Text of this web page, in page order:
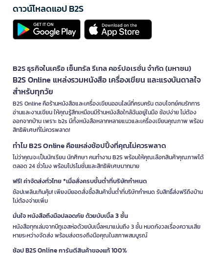
ดาวน์โหลดแอป B2S
B2S ธุรกิจในเครือ เซ็นทรัล รีเทล คอร์ปอเรชั่น จำกัด (มหาชน)
B2S Online แหล่งรวมหนังสือ เครื่องเขียน และแรงบันดาลใจ
สำหรับทุกวัย
B2S Online คือร้านหนังสือและเครื่องเขียนออนไลน์ที่ครบครัน ตอบโจทย์คนรักการ
อ่านและงานเขียน ให้คุณรู้สึกเหมือนมีร้านหนังสือใกล้ฉันอยู่ในมือ ช้อปง่าย ไม่ต้อง
ออกจากบ้าน เพราะ b2s มีทั้งหนังสือหลากหลายแนวและเครื่องเขียนคุณภาพ พร้อม
สิทธิพิเศษที่ไม่ควรพลาด!
ทำไม B2S Online คือแหล่งช้อปปิ้งที่คุณไม่ควรพลาด
ไม่ว่าคุณจะเป็นนักเรียน นักศึกษา คนทำงาน B2S พร้อมให้คุณเลือกสินค้าคุณภาพได้
ตลอด 24 ชั่วโมง พร้อมโปรโมชั่นและสิทธิพิเศษมากมาย
ฟรี! ค่าจัดส่งทั่วไทย *เมื่อสั่งครบขั้นต่ำที่บริษัทกำหนด
ช้อปเพลินเกินคุ้ม! เพียงมียอดสั่งซื้อสินค้าขั้นต่ำที่บริษัทกำหนด รับสิทธิ์ส่งฟรีถึงบ้าน
ไม่ต้องจ่ายเพิ่ม
มั่นใจ หนังสือถึงมือปลอดภัย ด้วยบับเบิ้ล 3 ชั้น
หนังสือทุกเล่มจากบีทูเอสห่อด้วยบับเบิ้ลหนาแน่นถึง 3 ชั้น หมดกังวลเรื่องความเสีย
หายระหว่างจัดส่ง พร้อมส่งตรงถึงมือคุณในสภาพสมบูรณ์
ช้อป B2S Online การันตีสินค้าของแท้ 100%